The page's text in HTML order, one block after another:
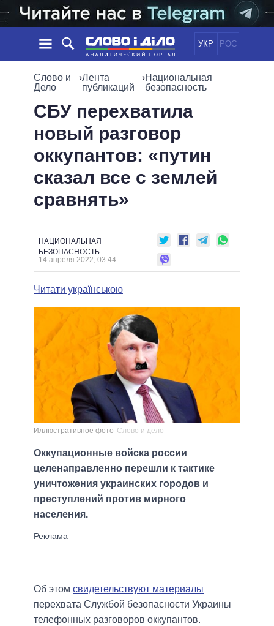
УКР РОС
НОВОСТИ
ЛЕНТА
СТАТЬИ
МНЕНИЯ
ОБЗОРЫ
ДАЙДЖЕСТЫ
ОБЩЕСТВО
МИР
ПОЛИТИКИ
ВСЕ ПОЛИТИКИ
ПРЕЗИДЕНТ И ОФИС
ВЕРХОВНАЯ РАДА
КАБИНЕТ МИНИСТРОВ
ГЛАВЫ ОБЛАДМИНИСТРАЦИЙ
МЭРЫ
ВСЕ ПЕРСОНЫ
ИНФОГРАФИКА
ВИДЕО
СРАВНЕНИЕ ПОЛИТИКОВ
Слово и
Дело
›Лента
публикаций
›Национальная
безопасность
СБУ перехватила
новый разговор
оккупантов: «путин
сказал все с землей
сравнять»
НАЦИОНАЛЬНАЯ
БЕЗОПАСНОСТЬ
14 апреля 2022, 03:44
Читати українською
Иллюстративное фото Слово и дело
Оккупационные войска россии
целенаправленно перешли к тактике
уничтожения украинских городов и
преступлений против мирного
населения.
Об этом свидетельствуют материалы
перехвата Службой безопасности Украины
телефонных разговоров оккупантов.